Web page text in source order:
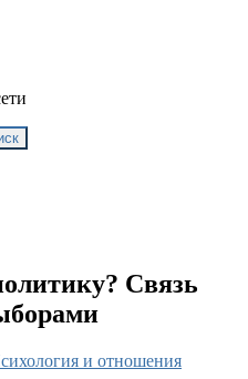
Связь
и отношения